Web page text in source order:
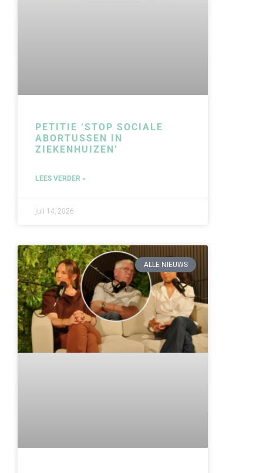
PETITIE ‘STOP SOCIALE
ABORTUSSEN IN
ZIEKENHUIZEN’
LEES VERDER »
juli 14, 2026
ALLE NIEUWS